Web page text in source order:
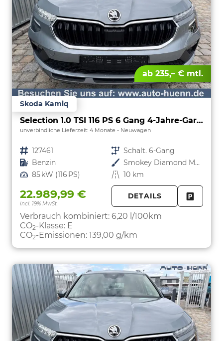
ab 235,– € mtl.
Skoda Kamiq
Selection 1.0 TSI 116 PS 6 Gang 4-Jahre-Garantie-Anhängerkupplung schwenkbar-Kessy-16" Alu-2-Zonen-Climatronic-Tempomat-LED-AppleCarPlay-AndroidAuto-Rückfahrkamera-2xPDC
unverbindliche Lieferzeit: 4 Monate Neuwagen
Fahrzeugnr. 127461 Getriebe Schalt. 6-Gang
Kraftstoff Benzin Außenfarbe
Smokey Diamond Metallic
Leistung 85 kW (116 PS) Kilometerstand 10 km
22.989,99 €
incl. 19% MwSt.
DETAILS
Verbrauch kombiniert: 6,20 l/100km
CO2-Klasse: E
CO2-Emissionen: 139,00 g/km